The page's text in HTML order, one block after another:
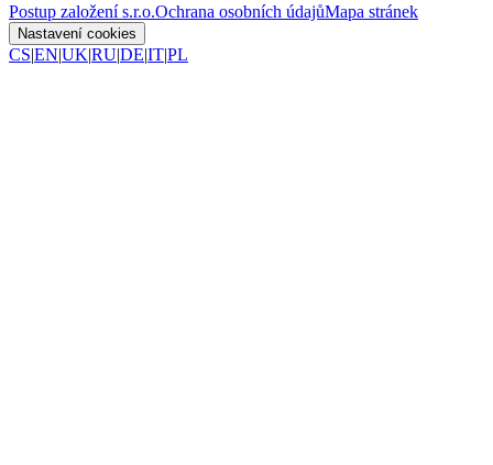
Postup založení s.r.o.Ochrana osobních údajůMapa stránek
Nastavení cookies
CS|EN|UK|RU|DE|IT|PL